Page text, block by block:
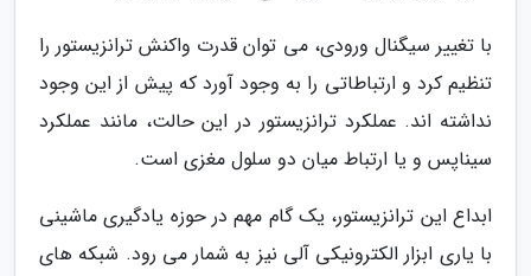
با تغییر سیگنال ورودی، می توان قدرت واکنش ترانزیستور را
تنظیم کرد و ارتباطاتی را به وجود آورد که پیش از این وجود
نداشته اند. عملکرد ترانزیستور در این حالت، مانند عملکرد
سیناپس و یا ارتباط میان دو سلول مغزی است.
ابداع این ترانزیستور، یک گام مهم در حوزه یادگیری ماشینی
با یاری ابزار الکترونیکی آلی نیز به شمار می رود. شبکه های